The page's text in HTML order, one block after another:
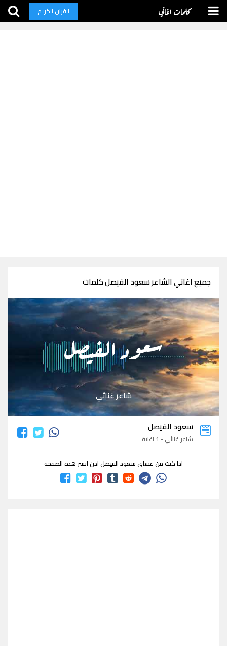
كلمات اغاني القران الكريم
جميع اغاني الشاعر سعود الفيصل كلمات
سعود الفيصل
شاعر غنائي
سعود الفيصل
شاعر غنائي - 1 اغنية
اذا كنت من عشاق سعود الفيصل اذن انشر هذه الصفحة